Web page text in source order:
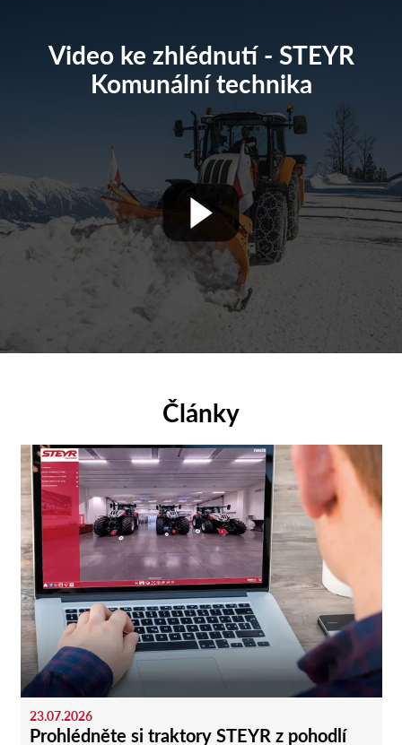
Video ke zhlédnutí - STEYR
Komunální technika
Články
23.07.2026
Prohlédněte si traktory STEYR z pohodlí